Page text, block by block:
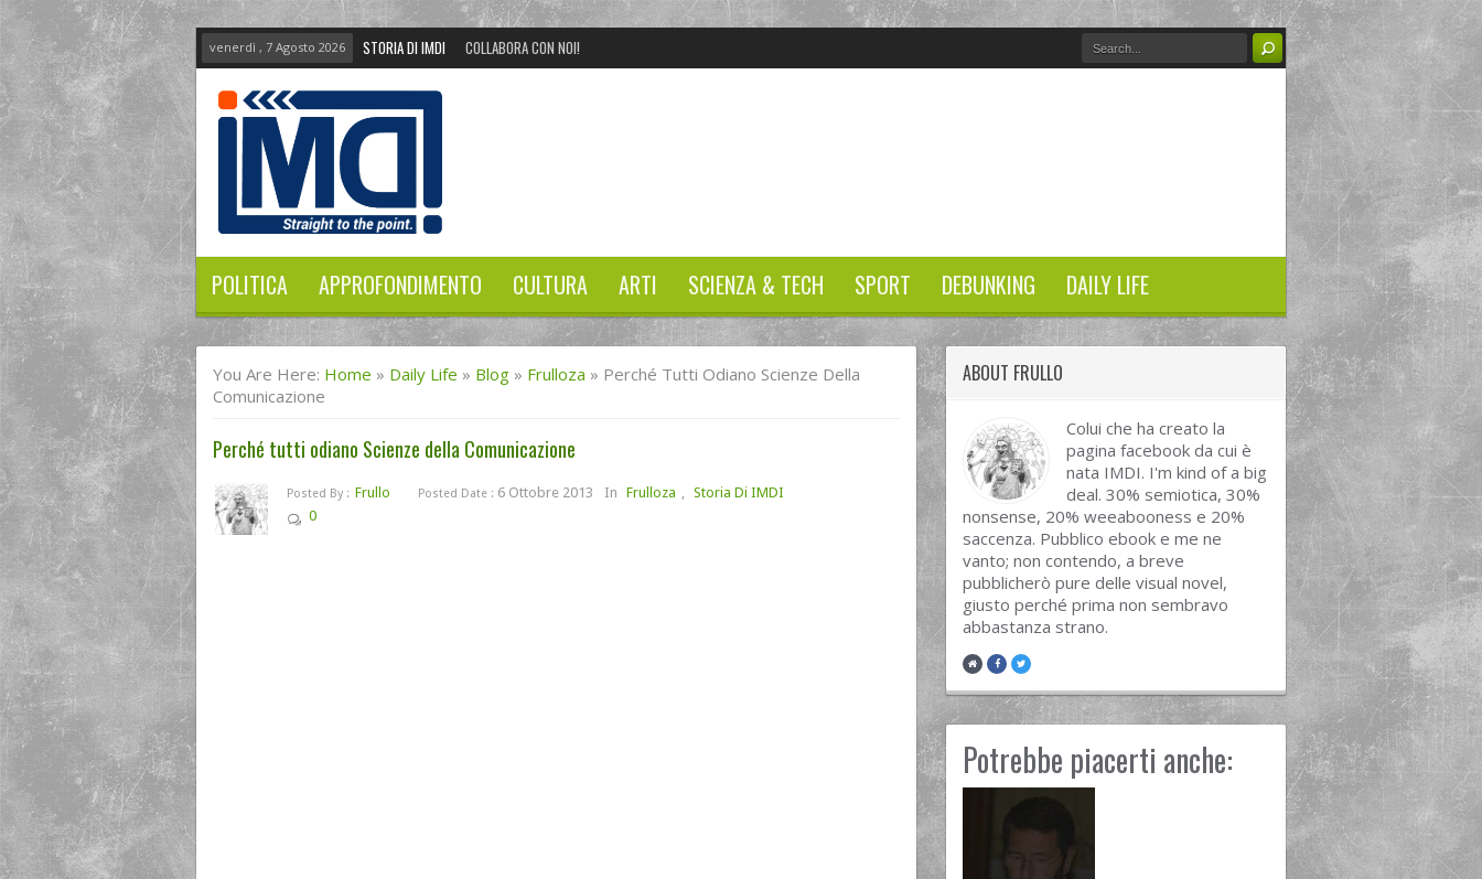
venerdì , 7 Agosto 2026 STORIA DI IMDI COLLABORA CON NOI!
POLITICA APPROFONDIMENTO CULTURA ARTI SCIENZA & TECH SPORT DEBUNKING DAILY LIFE
You Are Here: Home » Daily Life » Blog » Frulloza » Perché Tutti Odiano Scienze Della
Comunicazione
Perché tutti odiano Scienze della Comunicazione
Posted By : Frullo Posted Date : 6 Ottobre 2013 In Frulloza , Storia Di IMDI
0
ABOUT FRULLO
Colui che ha creato la
pagina facebook da cui è
nata IMDI. I'm kind of a big
deal. 30% semiotica, 30%
nonsense, 20% weeabooness e 20%
saccenza. Pubblico ebook e me ne
vanto; non contendo, a breve
pubblicherò pure delle visual novel,
giusto perché prima non sembravo
abbastanza strano.
Potrebbe piacerti anche: